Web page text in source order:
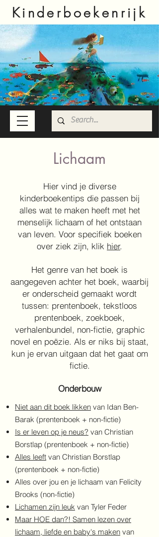
Kinderboekenrijk
Lichaam
Hier vind je diverse
kinderboekentips die passen bij
alles wat te maken heeft met het
menselijk lichaam of het ontstaan
van leven. Voor specifiek boeken
over ziek zijn, klik hier.
Het genre van het boek is
aangegeven achter het boek, waarbij
er onderscheid gemaakt wordt
tussen: prentenboek, tekstloos
prentenboek, zoekboek,
verhalenbundel, non-fictie, graphic
novel en poëzie. Als er niks bij staat,
kun je ervan uitgaan dat het gaat om
fictie.
Onderbouw
Niet aan dit boek likken van Idan Ben-
Barak (prentenboek + non-fictie)
Is er leven op je neus? van Christian
Borstlap (prentenboek + non-fictie)
Alles leeft van Christian Borstlap
(prentenboek + non-fictie)
Alles over jou en je lichaam van Felicity
Brooks (non-fictie)
Lichamen zijn leuk van Tyler Feder
Maar HOE dan?! Samen lezen over
lichaam, liefde en baby's maken van